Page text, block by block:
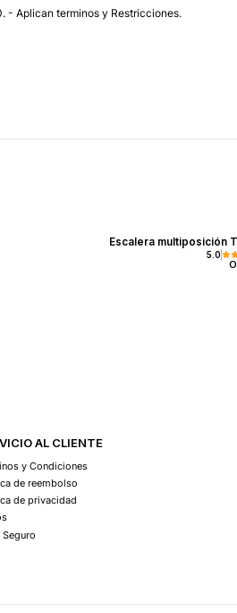
- Aplican terminos y Restricciones.
Escalera multiposición
5.0
AL CLIENTE
y Condiciones
de reembolso
de privacidad
Seguro